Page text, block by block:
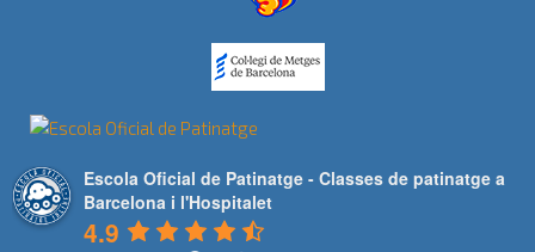
Escola Oficial de Patinatge - Classes de patinatge a
Barcelona i l'Hospitalet
4.9